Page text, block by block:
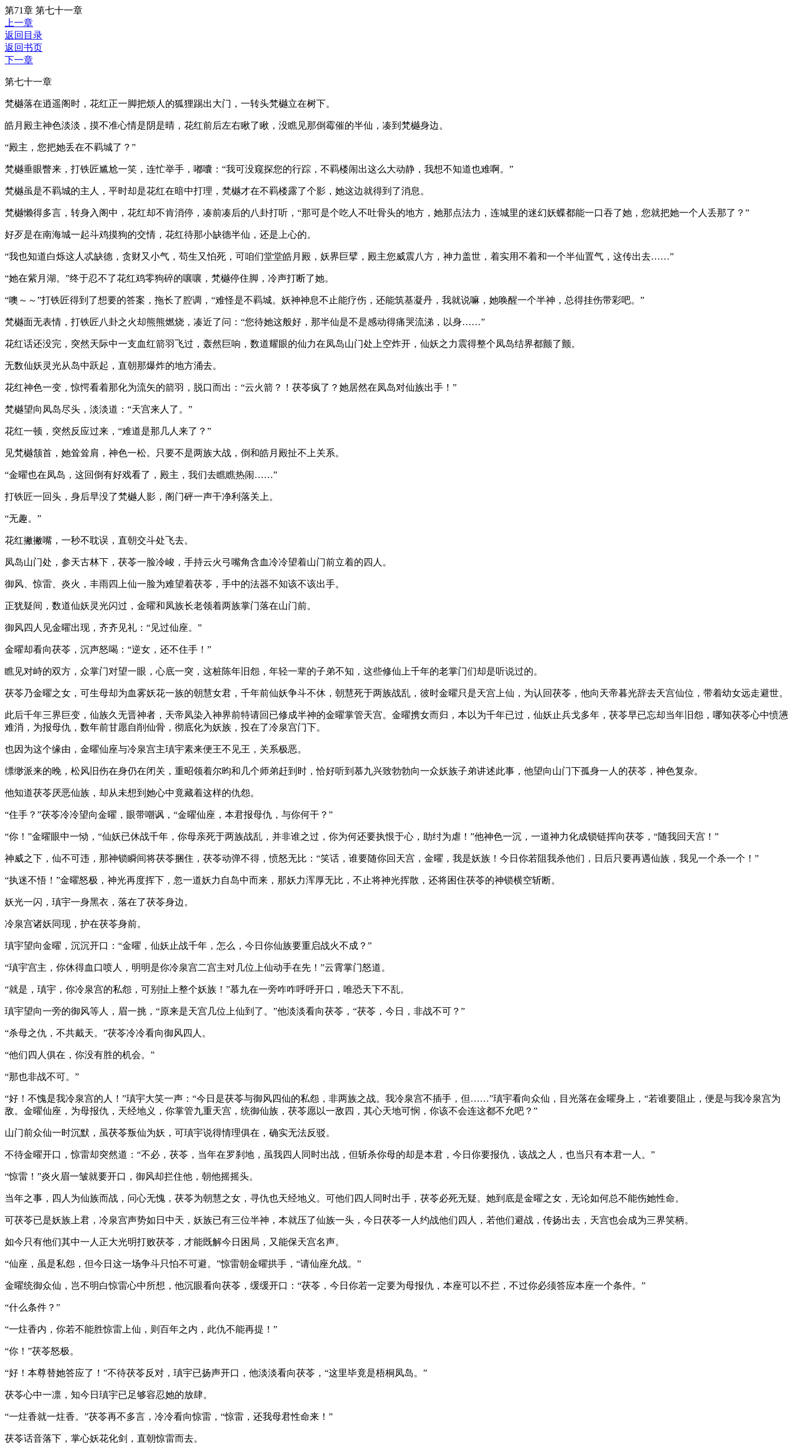
第71章 第七十一章
上一章
返回目录
返回书页
下一章
第七十一章
梵樾落在逍遥阁时，花红正一脚把烦人的狐狸踢出大门，一转头梵樾立在树下。
皓月殿主神色淡淡，摸不准心情是阴是晴，花红前后左右瞅了瞅，没瞧见那倒霉催的半仙，凑到梵樾身边。
“殿主，您把她丢在不羁城了？”
梵樾垂眼瞥来，打铁匠尴尬一笑，连忙举手，嘟囔：“我可没窥探您的行踪，不羁楼闹出这么大动静，我想不知道也难啊。”
梵樾虽是不羁城的主人，平时却是花红在暗中打理，梵樾才在不羁楼露了个影，她这边就得到了消息。
梵樾懒得多言，转身入阁中，花红却不肯消停，凑前凑后的八卦打听，“那可是个吃人不吐骨头的地方，她那点法力，连城里的迷幻妖蝶都能一口吞了她，您就把她一个人丢那了？”
好歹是在南海城一起斗鸡摸狗的交情，花红待那小缺德半仙，还是上心的。
“我也知道白烁这人忒缺德，贪财又小气，苟生又怕死，可咱们堂堂皓月殿，妖界巨擘，殿主您威震八方，神力盖世，着实用不着和一个半仙置气，这传出去……”
“她在紫月湖。”终于忍不了花红鸡零狗碎的嚷嚷，梵樾停住脚，冷声打断了她。
“噢～～”打铁匠得到了想要的答案，拖长了腔调，“难怪是不羁城。妖神神息不止能疗伤，还能筑基凝丹，我就说嘛，她唤醒一个半神，总得挂伤带彩吧。”
梵樾面无表情，打铁匠八卦之火却熊熊燃烧，凑近了问：“您待她这般好，那半仙是不是感动得痛哭流涕，以身……”
花红话还没完，突然天际中一支血红箭羽飞过，轰然巨响，数道耀眼的仙力在凤岛山门处上空炸开，仙妖之力震得整个凤岛结界都颤了颤。
无数仙妖灵光从岛中跃起，直朝那爆炸的地方涌去。
花红神色一变，惊愕看着那化为流矢的箭羽，脱口而出：“云火箭？！茯苓疯了？她居然在凤岛对仙族出手！”
梵樾望向凤岛尽头，淡淡道：“天宫来人了。”
花红一顿，突然反应过来，“难道是那几人来了？”
见梵樾颔首，她耸耸肩，神色一松。只要不是两族大战，倒和皓月殿扯不上关系。
“金曜也在凤岛，这回倒有好戏看了，殿主，我们去瞧瞧热闹……”
打铁匠一回头，身后早没了梵樾人影，阁门砰一声干净利落关上。
“无趣。”
花红撇撇嘴，一秒不耽误，直朝交斗处飞去。
凤岛山门处，参天古林下，茯苓一脸冷峻，手持云火弓嘴角含血冷冷望着山门前立着的四人。
御风、惊雷、炎火，丰雨四上仙一脸为难望着茯苓，手中的法器不知该不该出手。
正犹疑间，数道仙妖灵光闪过，金曜和凤族长老领着两族掌门落在山门前。
御风四人见金曜出现，齐齐见礼：“见过仙座。”
金曜却看向茯苓，沉声怒喝：“逆女，还不住手！”
瞧见对峙的双方，众掌门对望一眼，心底一突，这桩陈年旧怨，年轻一辈的子弟不知，这些修仙上千年的老掌门们却是听说过的。
茯苓乃金曜之女，可生母却为血雾妖花一族的朝慧女君，千年前仙妖争斗不休，朝慧死于两族战乱，彼时金曜只是天宫上仙，为认回茯苓，他向天帝暮光辞去天宫仙位，带着幼女远走避世。
此后千年三界巨变，仙族久无晋神者，天帝凤染入神界前特请回已修成半神的金曜掌管天宫。金曜携女而归，本以为千年已过，仙妖止兵戈多年，茯苓早已忘却当年旧怨，哪知茯苓心中愤懑
难消，为报母仇，数年前甘愿自削仙骨，彻底化为妖族，投在了冷泉宫门下。
也因为这个缘由，金曜仙座与冷泉宫主瑱宇素来便王不见王，关系极恶。
缥缈派来的晚，松风旧伤在身仍在闭关，重昭领着尔昀和几个师弟赶到时，恰好听到慕九兴致勃勃向一众妖族子弟讲述此事，他望向山门下孤身一人的茯苓，神色复杂。
他知道茯苓厌恶仙族，却从未想到她心中竟藏着这样的仇怨。
“住手？”茯苓冷冷望向金曜，眼带嘲讽，“金曜仙座，本君报母仇，与你何干？”
“你！”金曜眼中一恸，“仙妖已休战千年，你母亲死于两族战乱，并非谁之过，你为何还要执恨于心，助纣为虐！”他神色一沉，一道神力化成锁链挥向茯苓，“随我回天宫！”
神威之下，仙不可违，那神锁瞬间将茯苓捆住，茯苓动弹不得，愤怒无比：“笑话，谁要随你回天宫，金曜，我是妖族！今日你若阻我杀他们，日后只要再遇仙族，我见一个杀一个！”
“执迷不悟！”金曜怒极，神光再度挥下，忽一道妖力自岛中而来，那妖力浑厚无比，不止将神光挥散，还将困住茯苓的神锁横空斩断。
妖光一闪，瑱宇一身黑衣，落在了茯苓身边。
冷泉宫诸妖同现，护在茯苓身前。
瑱宇望向金曜，沉沉开口：“金曜，仙妖止战千年，怎么，今日你仙族要重启战火不成？”
“瑱宇宫主，你休得血口喷人，明明是你冷泉宫二宫主对几位上仙动手在先！”云霄掌门怒道。
“就是，瑱宇，你冷泉宫的私怨，可别扯上整个妖族！”慕九在一旁咋咋呼呼开口，唯恐天下不乱。
瑱宇望向一旁的御风等人，眉一挑，“原来是天宫几位上仙到了。”他淡淡看向茯苓，“茯苓，今日，非战不可？”
“杀母之仇，不共戴天。”茯苓冷冷看向御风四人。
“他们四人俱在，你没有胜的机会。”
“那也非战不可。”
“好！不愧是我冷泉宫的人！”瑱宇大笑一声：“今日是茯苓与御风四仙的私怨，非两族之战。我冷泉宫不插手，但……”瑱宇看向众仙，目光落在金曜身上，“若谁要阻止，便是与我冷泉宫为
敌。金曜仙座，为母报仇，天经地义，你掌管九重天宫，统御仙族，茯苓愿以一敌四，其心天地可悯，你该不会连这都不允吧？”
山门前众仙一时沉默，虽茯苓叛仙为妖，可瑱宇说得情理俱在，确实无法反驳。
不待金曜开口，惊雷却突然道：“不必，茯苓，当年在罗刹地，虽我四人同时出战，但斩杀你母的却是本君，今日你要报仇，该战之人，也当只有本君一人。”
“惊雷！”炎火眉一皱就要开口，御风却拦住他，朝他摇摇头。
当年之事，四人为仙族而战，问心无愧，茯苓为朝慧之女，寻仇也天经地义。可他们四人同时出手，茯苓必死无疑。她到底是金曜之女，无论如何总不能伤她性命。
可茯苓已是妖族上君，冷泉宫声势如日中天，妖族已有三位半神，本就压了仙族一头，今日茯苓一人约战他们四人，若他们避战，传扬出去，天宫也会成为三界笑柄。
如今只有他们其中一人正大光明打败茯苓，才能既解今日困局，又能保天宫名声。
“仙座，虽是私怨，但今日这一场争斗只怕不可避。”惊雷朝金曜拱手，“请仙座允战。”
金曜统御众仙，岂不明白惊雷心中所想，他沉眼看向茯苓，缓缓开口：“茯苓，今日你若一定要为母报仇，本座可以不拦，不过你必须答应本座一个条件。”
“什么条件？”
“一炷香内，你若不能胜惊雷上仙，则百年之内，此仇不能再提！”
“你！”茯苓怒极。
“好！本尊替她答应了！”不待茯苓反对，瑱宇已扬声开口，他淡淡看向茯苓，“这里毕竟是梧桐凤岛。”
茯苓心中一凛，知今日瑱宇已足够容忍她的放肆。
“一炷香就一炷香。”茯苓再不多言，冷冷看向惊雷，“惊雷，还我母君性命来！”
茯苓话音落下，掌心妖花化剑，直朝惊雷而去。